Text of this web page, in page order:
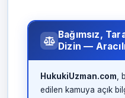
Bağımsız,
Dizin —
HukukiUzman.com ,
edilen kamuya açık